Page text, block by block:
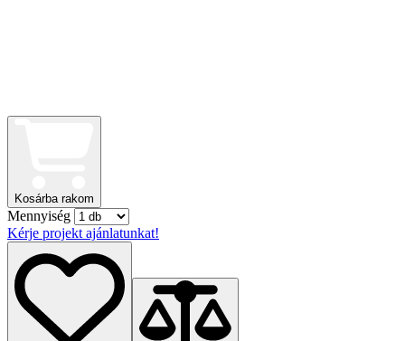
Kosárba rakom
Mennyiség
Kérje projekt ajánlatunkat!